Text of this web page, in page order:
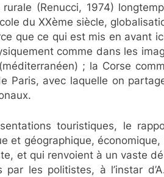
rurale (Renucci, 1974)
du XXème siècle,
que ce qui est mis en avant
comme dans les
; la Corse
Paris, avec laquelle on
touristiques, le
et géographique,
et qui renvoient à un vaste
par les politistes, à l’instar